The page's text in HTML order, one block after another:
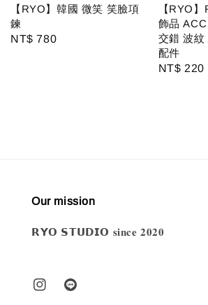
【RYO】韓國 微笑 笑臉項
鍊
Regular
NT$ 780
【RYO
飾品
交錯 波紋
配件
Regular
NT$ 220
Our mission
𝗥𝗬𝗢 𝗦𝗧𝗨𝗗𝗜𝗢 𝐬𝐢𝐧𝐜𝐞 𝟐𝟎𝟐𝟎